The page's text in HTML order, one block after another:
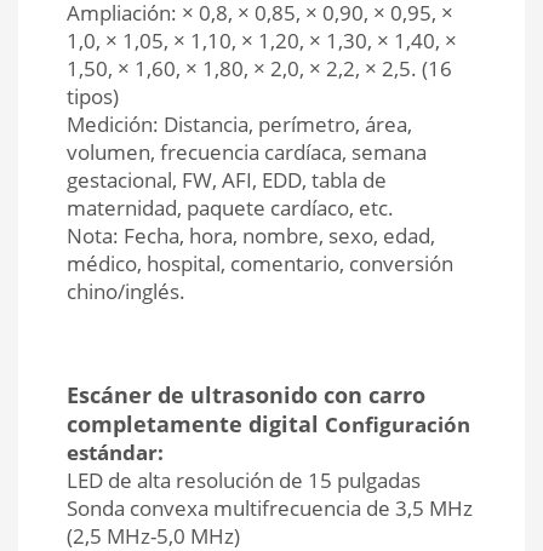
Ampliación: × 0,8, × 0,85, × 0,90, × 0,95, ×
1,0, × 1,05, × 1,10, × 1,20, × 1,30, × 1,40, ×
1,50, × 1,60, × 1,80, × 2,0, × 2,2, × 2,5. (16
tipos)
Medición: Distancia, perímetro, área,
volumen, frecuencia cardíaca, semana
gestacional, FW, AFI, EDD, tabla de
maternidad, paquete cardíaco, etc.
Nota: Fecha, hora, nombre, sexo, edad,
médico, hospital, comentario, conversión
chino/inglés.
Escáner de ultrasonido con carro
completamente digital Configuración
estándar:
LED de alta resolución de 15 pulgadas
Sonda convexa multifrecuencia de 3,5 MHz
(2,5 MHz-5,0 MHz)